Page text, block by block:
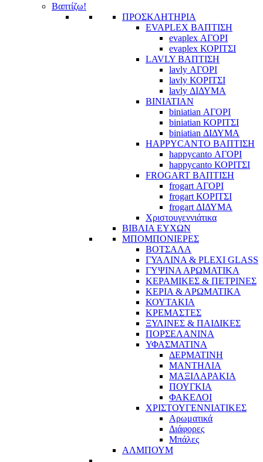
Βαπτίζω!
ΠΡΟΣΚΛΗΤΗΡΙΑ
EVAPLEX ΒΑΠΤΙΣΗ
evaplex ΑΓΟΡΙ
evaplex ΚΟΡΙΤΣΙ
LAVLY ΒΑΠΤΙΣΗ
lavly ΑΓΟΡΙ
lavly ΚΟΡΙΤΣΙ
lavly ΔΙΔΥΜΑ
BINIATIAN
biniatian ΑΓΟΡΙ
biniatian ΚΟΡΙΤΣΙ
biniatian ΔΙΔΥΜΑ
HAPPYCANTO ΒΑΠΤΙΣΗ
happycanto ΑΓΟΡΙ
happycanto ΚΟΡΙΤΣΙ
FROGART ΒΑΠΤΙΣΗ
frogart ΑΓΟΡΙ
frogart ΚΟΡΙΤΣΙ
frogart ΔΙΔΥΜΑ
Χριστουγεννιάτικα
ΒΙΒΛΙΑ ΕΥΧΩΝ
ΜΠΟΜΠΟΝΙΕΡΕΣ
ΒΟΤΣΑΛΑ
ΓΥΑΛΙΝΑ & PLEXI GLASS
ΓΥΨΙΝΑ ΑΡΩΜΑΤΙΚΑ
ΚΕΡΑΜΙΚΕΣ & ΠΕΤΡΙΝΕΣ
ΚΕΡΙΑ & ΑΡΩΜΑΤΙΚΑ
ΚΟΥΤΑΚΙΑ
ΚΡΕΜΑΣΤΕΣ
ΞΥΛΙΝΕΣ & ΠΑΙΔΙΚΕΣ
ΠΟΡΣΕΛΑΝΙΝΑ
ΥΦΑΣΜΑΤΙΝA
ΔΕΡΜΑΤΙΝΗ
ΜΑΝΤΗΛΙΑ
ΜΑΞΙΛΑΡΑΚΙΑ
ΠΟΥΓΚΙΑ
ΦΑΚΕΛΟΙ
ΧΡΙΣΤΟΥΓΕΝΝΙΑΤΙΚΕΣ
Αρωματικά
Διάφορες
Μπάλες
ΑΛΜΠΟΥΜ